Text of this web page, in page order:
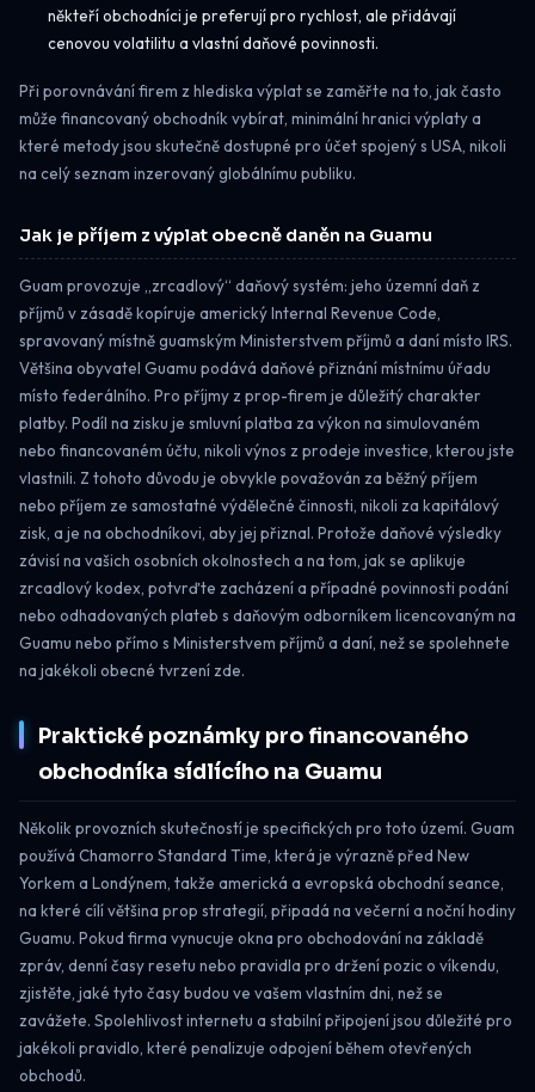
někteří obchodníci je preferují pro rychlost, ale přidávají
cenovou volatilitu a vlastní daňové povinnosti.
Při porovnávání firem z hlediska výplat se zaměřte na to, jak často
může financovaný obchodník vybírat, minimální hranici výplaty a
které metody jsou skutečně dostupné pro účet spojený s USA, nikoli
na celý seznam inzerovaný globálnímu publiku.
Jak je příjem z výplat obecně daněn na Guamu
Guam provozuje „zrcadlový“ daňový systém: jeho územní daň z
příjmů v zásadě kopíruje americký Internal Revenue Code,
spravovaný místně guamským Ministerstvem příjmů a daní místo IRS.
Většina obyvatel Guamu podává daňové přiznání místnímu úřadu
místo federálního. Pro příjmy z prop-firem je důležitý charakter
platby. Podíl na zisku je smluvní platba za výkon na simulovaném
nebo financovaném účtu, nikoli výnos z prodeje investice, kterou jste
vlastnili. Z tohoto důvodu je obvykle považován za běžný příjem
nebo příjem ze samostatné výdělečné činnosti, nikoli za kapitálový
zisk, a je na obchodníkovi, aby jej přiznal. Protože daňové výsledky
závisí na vašich osobních okolnostech a na tom, jak se aplikuje
zrcadlový kodex, potvrďte zacházení a případné povinnosti podání
nebo odhadovaných plateb s daňovým odborníkem licencovaným na
Guamu nebo přímo s Ministerstvem příjmů a daní, než se spolehnete
na jakékoli obecné tvrzení zde.
Praktické poznámky pro financovaného
obchodníka sídlícího na Guamu
Několik provozních skutečností je specifických pro toto území. Guam
používá Chamorro Standard Time, která je výrazně před New
Yorkem a Londýnem, takže americká a evropská obchodní seance,
na které cílí většina prop strategií, připadá na večerní a noční hodiny
Guamu. Pokud firma vynucuje okna pro obchodování na základě
zpráv, denní časy resetu nebo pravidla pro držení pozic o víkendu,
zjistěte, jaké tyto časy budou ve vašem vlastním dni, než se
zavážete. Spolehlivost internetu a stabilní připojení jsou důležité pro
jakékoli pravidlo, které penalizuje odpojení během otevřených
obchodů.